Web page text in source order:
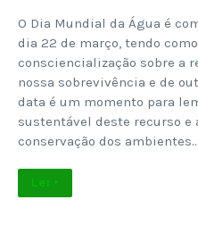
O Dia Mundial da Água é
dia 22 de março, tendo
consciencialização sobre a
nossa sobrevivência e de
data é um momento para
sustentável deste recurso e
conservação dos ambientes…
Ler +